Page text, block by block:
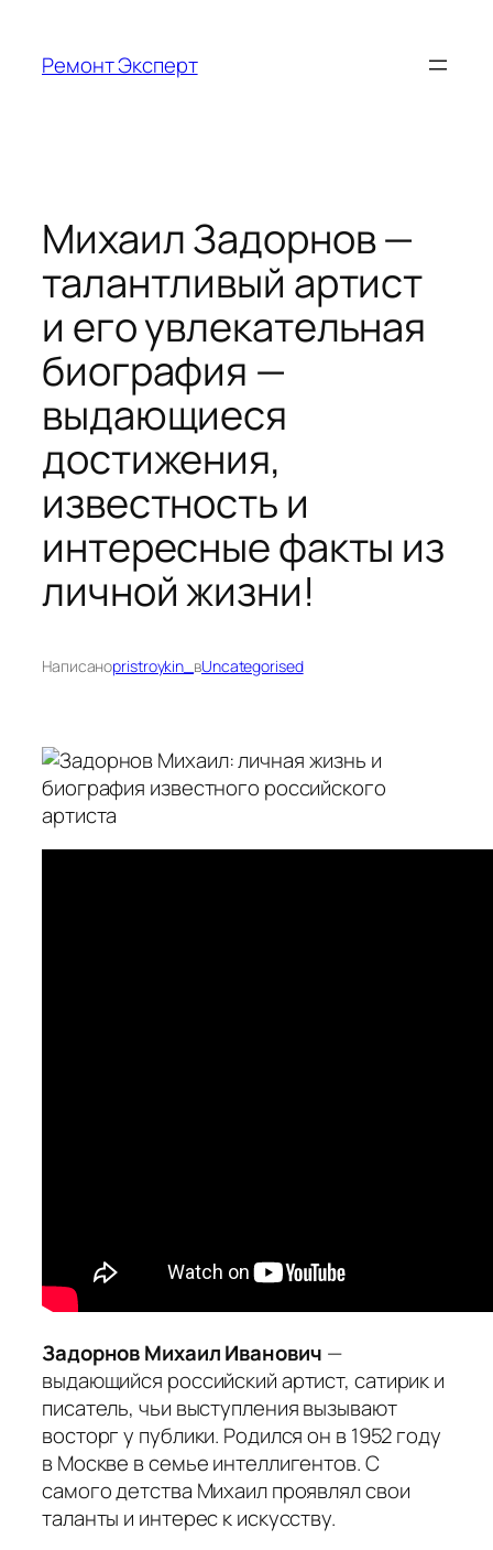
содержимому
Ремонт Эксперт
Михаил Задорнов —
талантливый артист
и его увлекательная
биография —
выдающиеся
достижения,
известность и
интересные факты из
личной жизни!
Написаноpristroykin_ вUncategorised
Задорнов Михаил Иванович —
выдающийся российский артист, сатирик и
писатель, чьи выступления вызывают
восторг у публики. Родился он в 1952 году
в Москве в семье интеллигентов. С
самого детства Михаил проявлял свои
таланты и интерес к искусству.